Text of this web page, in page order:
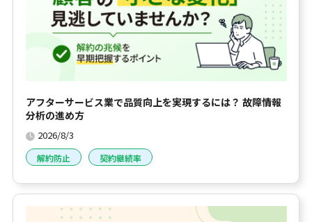
アフターサービス業で品質向上を実現するには？ 故障情報
分析の進め方
2026/8/3
解約防止 契約継続率